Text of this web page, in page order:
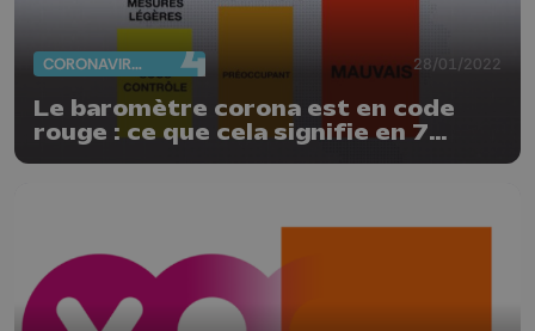
CORONAVIRUS 28/01/2022
Le baromètre corona est en code
rouge : ce que cela signifie en 7